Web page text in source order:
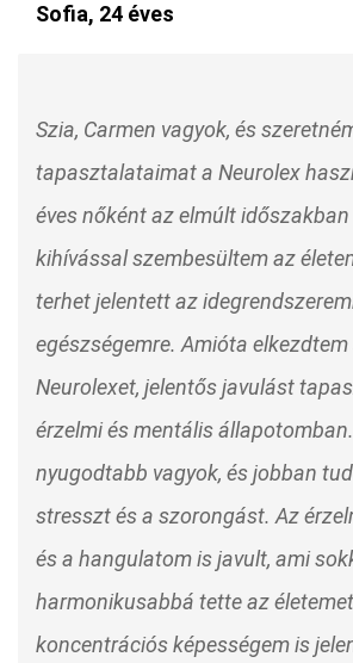
Sofia, 24 éves
Szia, Carmen vagyok, és
tapasztalataimat a Neurolex
éves nőként az elmúlt
kihívással szembesültem az
terhet jelentett az
egészségemre. Amióta elkezdtem
Neurolexet, jelentős javulást
érzelmi és mentális
nyugodtabb vagyok, és jobban
stresszt és a szorongást. Az
és a hangulatom is javult, ami
harmonikusabbá tette az
koncentrációs képességem is